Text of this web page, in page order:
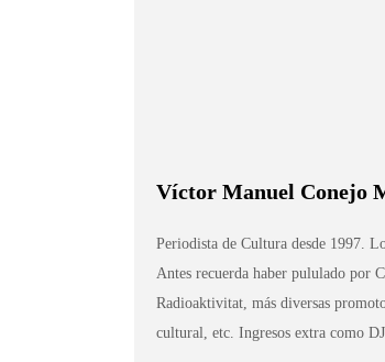
Víctor Manuel Conejo
Periodista de Cultura desde 1997.
Antes recuerda haber pululado por
Radioaktivitat, más diversas
cultural, etc. Ingresos extra como